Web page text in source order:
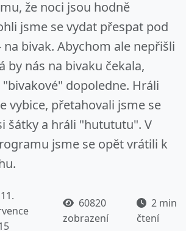
že noci jsou hodně
jsme se vydat přespat pod
bivak. Abychom ale nepřišli
by nás na bivaku čekala,
dopoledne. Hráli
vybice, přetahovali jsme se
šátky a hráli "hutututu". V
jsme se opět vrátili k
11.
60820
zobrazení
2 min
čtení